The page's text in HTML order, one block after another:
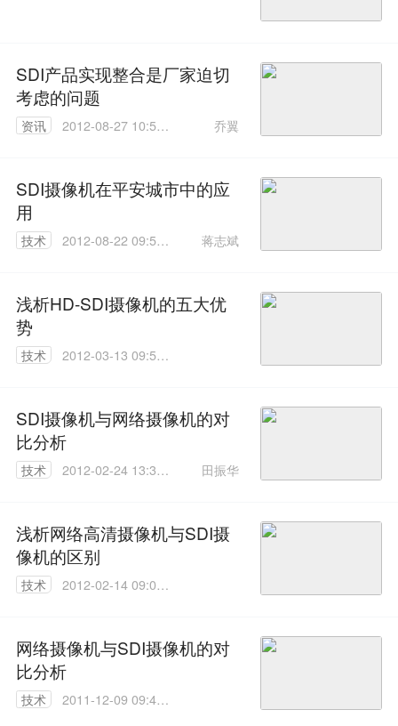
SDI产品实现整合是厂家迫切
考虑的问题
资讯
2012-08-27 10:58:
乔翼
SDI摄像机在平安城市中的应
用
技术
2012-08-22 09:51:
蒋志斌
浅析HD-SDI摄像机的五大优
势
技术
2012-03-13 09:50:
SDI摄像机与网络摄像机的对
比分析
技术
2012-02-24 13:31:
田振华
浅析网络高清摄像机与SDI摄
像机的区别
技术
2012-02-14 09:08:
网络摄像机与SDI摄像机的对
比分析
技术
2011-12-09 09:40: